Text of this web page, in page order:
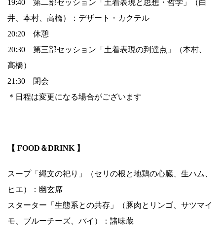
19:40 第二部セッション「土着表現と思想・哲学」（白
井、本村、高橋）：デザート・カクテル
20:20 休憩
20:30 第三部セッション「土着表現の到達点」（本村、
高橋）
21:30 閉会
＊日程は変更になる場合がございます
【 FOOD＆DRINK 】
スープ「縄文の祀り」（セリの根と地鶏の心臓、生ハム、
ヒエ）：幽玄席
スターター「生態系との共存」（豚肉とリンゴ、サツマイ
モ、ブルーチーズ、パイ）：諸味蔵